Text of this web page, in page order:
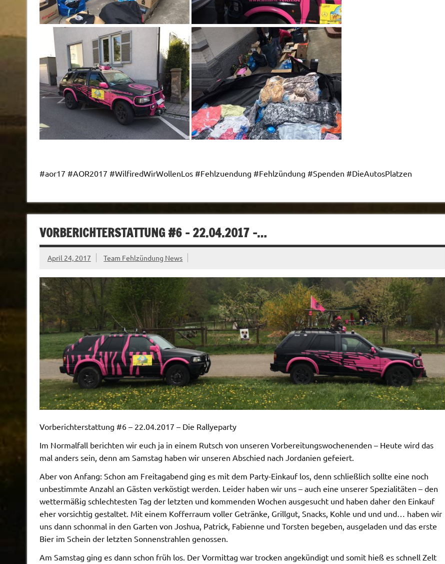
#aor17 #AOR2017 #WilfiredWirWollenLos #Fehlzuendung #Fehlzündung #Spenden #DieAutosPlatzen
VORBERICHTERSTATTUNG #6 – 22.04.2017 -…
April 24, 2017 Team Fehlzündung News
Vorberichterstattung #6 – 22.04.2017 – Die Rallyeparty
Im Normalfall berichten wir euch ja in einem Rutsch von unseren Vorbereitungswochenenden – Heute wird das
mal anders sein, denn am Samstag haben wir unseren Abschied nach Jordanien gefeiert.
Aber von Anfang: Schon am Freitagabend ging es mit dem Party-Einkauf los, denn schließlich sollte eine noch
unbestimmte Anzahl an Gästen verköstigt werden. Leider haben wir uns – auch eine unserer Spezialitäten – den
wettermäßig schlechtesten Tag der letzten und kommenden Wochen ausgesucht und haben daher den Einkauf
eher vorsichtig gestaltet. Mit einem Kofferraum voller Getränke, Grillgut, Snacks, Kohle und und und… haben wir
uns dann schonmal in den Garten von Joshua, Patrick, Fabienne und Torsten begeben, ausgeladen und das erste
Bier im Schein der letzten Sonnenstrahlen genossen.
Am Samstag ging es dann schon früh los. Der Vormittag war trocken angekündigt und somit hieß es schnell Zelt